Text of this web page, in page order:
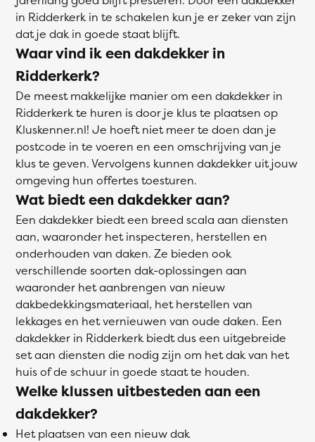
in Ridderkerk in te schakelen kun je er zeker van zijn
dat je dak in goede staat blijft.
Waar vind ik een dakdekker in
Ridderkerk?
De meest makkelijke manier om een dakdekker in
Ridderkerk te huren is door je klus te plaatsen op
Kluskenner.nl! Je hoeft niet meer te doen dan je
postcode in te voeren en een omschrijving van je
klus te geven. Vervolgens kunnen dakdekker uit jouw
omgeving hun offertes toesturen.
Wat biedt een dakdekker aan?
Een dakdekker biedt een breed scala aan diensten
aan, waaronder het inspecteren, herstellen en
onderhouden van daken. Ze bieden ook
verschillende soorten dak-oplossingen aan
waaronder het aanbrengen van nieuw
dakbedekkingsmateriaal, het herstellen van
lekkages en het vernieuwen van oude daken. Een
dakdekker in Ridderkerk biedt dus een uitgebreide
set aan diensten die nodig zijn om het dak van het
huis of de schuur in goede staat te houden.
Welke klussen uitbesteden aan een
dakdekker?
Het plaatsen van een nieuw dak